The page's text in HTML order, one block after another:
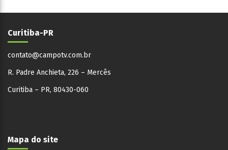
Curitiba-PR
contato@campotv.com.br
R. Padre Anchieta, 226 – Mercês
Curitiba – PR, 80430-060
Mapa do site